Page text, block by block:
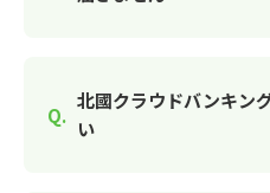
北國クラウドバンキン
い